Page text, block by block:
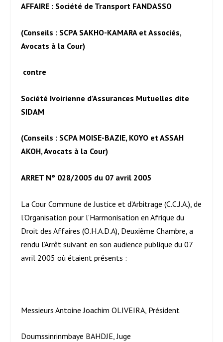
AFFAIRE : Société de Transport FANDASSO
(Conseils : SCPA SAKHO-KAMARA et Associés,
Avocats à la Cour)
contre
Société Ivoirienne d’Assurances Mutuelles dite
SIDAM
(Conseils : SCPA MOISE-BAZIE, KOYO et ASSAH
AKOH, Avocats à la Cour)
ARRET N° 028/2005 du 07 avril 2005
La Cour Commune de Justice et d’Arbitrage (C.C.J.A.), de
l’Organisation pour l’Harmonisation en Afrique du
Droit des Affaires (O.H.A.D.A), Deuxième Chambre, a
rendu l’Arrêt suivant en son audience publique du 07
avril 2005 où étaient présents :
Messieurs Antoine Joachim OLIVEIRA, Président
Doumssinrinmbaye BAHDJE, Juge